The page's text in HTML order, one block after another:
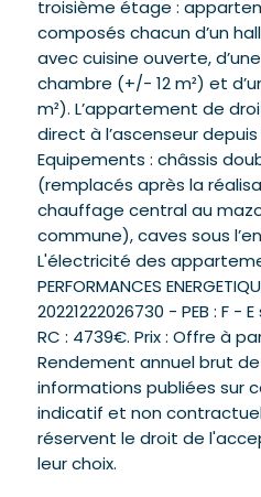
troisième étage :
composés chacun d’un
avec cuisine ouverte,
chambre (+/- 12 m²) et
m²). L’appartement de
direct à l’ascenseur
Equipements : châssis
(remplacés après la
chauffage central au
commune), caves sous
L'électricité des
PERFORMANCES
20221222026730 - PEB : F -
RC : 4739€. Prix : Offre à
Rendement annuel brut de
informations publiées sur
indicatif et non
réservent le droit de
leur choix.